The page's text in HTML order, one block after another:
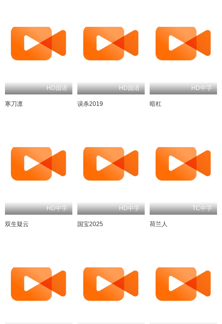
HD国语
寒刀凛
HD国语
误杀2019
HD中字
暗杠
HD中字
双生疑云
HD中字
国宝2025
TC中字
荷兰人